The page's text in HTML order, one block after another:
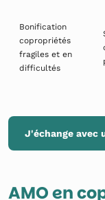
Bonification
copropriétés
fragiles et en
difficultés
J'échange avec
AMO en